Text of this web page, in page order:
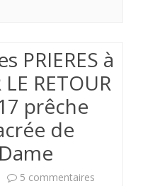
de
Notre-
PRIERES à
RETOUR
prêche
de
5 commentaires